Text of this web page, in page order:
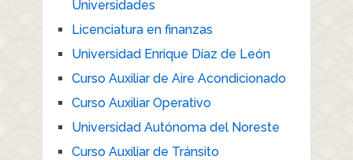
Universidades
Licenciatura en finanzas
Universidad Enrique Díaz de León
Curso Auxiliar de Aire Acondicionado
Curso Auxiliar Operativo
Universidad Autónoma del Noreste
Curso Auxiliar de Tránsito